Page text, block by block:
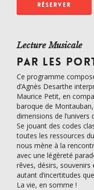
RÉSERVER
Lecture Musicale
PAR LES
Ce programme
d’Agnès Desarthe
Maurice Petit, en
baroque de
dimensions de l’univers
Se jouant des codes
toutes les ressources
nous mène à la
avec une légèreté
rêves, désirs, souvenirs
autant d’incertitudes
La vie, en somme !